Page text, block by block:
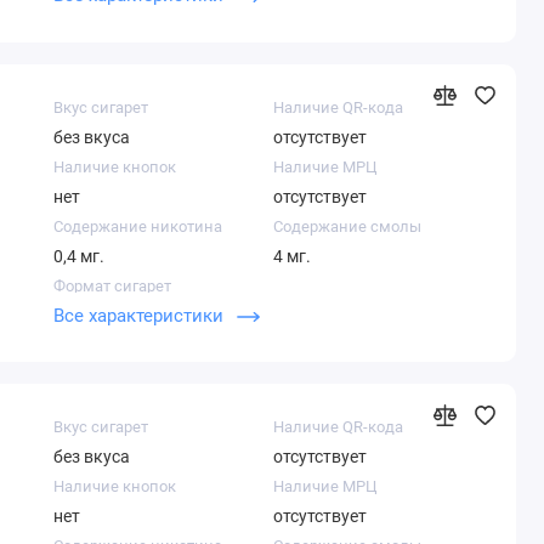
Вкус сигарет
без вкуса
Наличие QR-кода
отсутствует
Наличие кнопок
нет
Наличие МРЦ
отсутствует
Содержание никотина
0,4 мг.
Содержание смолы
4 мг.
Формат сигарет
Слим
Все характеристики
Вкус сигарет
без вкуса
Наличие QR-кода
отсутствует
Наличие кнопок
нет
Наличие МРЦ
отсутствует